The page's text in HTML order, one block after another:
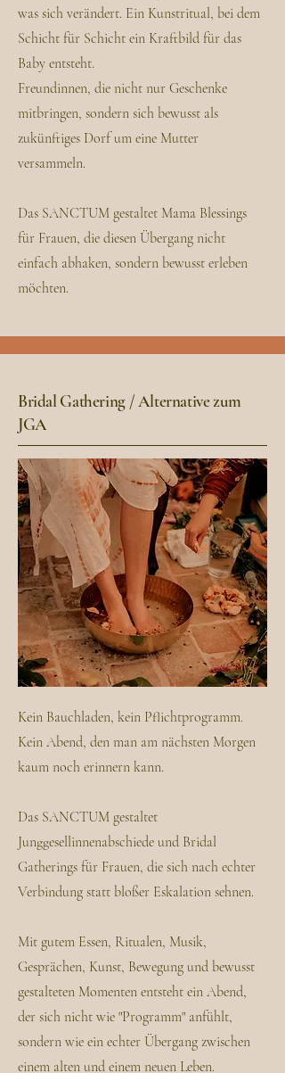
was sich verändert. Ein Kunstritual, bei dem
Schicht für Schicht ein Kraftbild für das
Baby entsteht.
Freundinnen, die nicht nur Geschenke
mitbringen, sondern sich bewusst als
zukünftiges Dorf um eine Mutter
versammeln.
Das SANCTUM gestaltet Mama Blessings
für Frauen, die diesen Übergang nicht
einfach abhaken, sondern bewusst erleben
möchten.
Bridal Gathering / Alternative zum
JGA
Kein Bauchladen, kein Pflichtprogramm.
Kein Abend, den man am nächsten Morgen
kaum noch erinnern kann.
Das SANCTUM gestaltet
Junggesellinnenabschiede und Bridal
Gatherings für Frauen, die sich nach echter
Verbindung statt bloßer Eskalation sehnen.
Mit gutem Essen, Ritualen, Musik,
Gesprächen, Kunst, Bewegung und bewusst
gestalteten Momenten entsteht ein Abend,
der sich nicht wie "Programm" anfühlt,
sondern wie ein echter Übergang zwischen
einem alten und einem neuen Leben.